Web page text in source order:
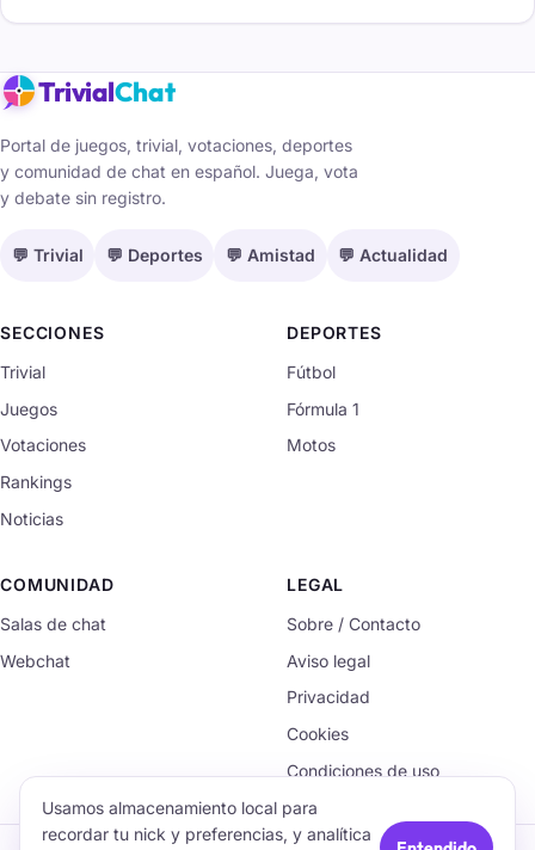
TrivialChat
Portal de juegos, trivial, votaciones, deportes
y comunidad de chat en español. Juega, vota
y debate sin registro.
💬 Trivial 💬 Deportes 💬 Amistad 💬 Actualidad
SECCIONES
Trivial
Juegos
Votaciones
Rankings
Noticias
DEPORTES
Fútbol
Fórmula 1
Motos
COMUNIDAD
Salas de chat
Webchat
LEGAL
Sobre / Contacto
Aviso legal
Privacidad
Cookies
Condiciones de uso
Usamos almacenamiento local para
recordar tu nick y preferencias, y analítica